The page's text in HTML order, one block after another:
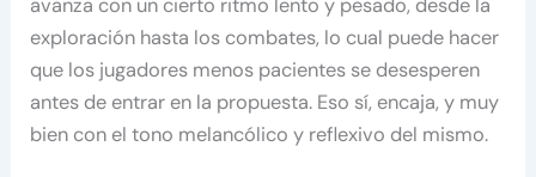
avanza con un cierto ritmo lento y pesado, desde la
exploración hasta los combates, lo cual puede hacer
que los jugadores menos pacientes se desesperen
antes de entrar en la propuesta. Eso sí, encaja, y muy
bien con el tono melancólico y reflexivo del mismo.